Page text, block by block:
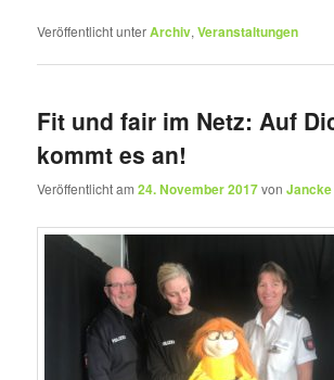
Veröffentlicht unterArchiv,Veranstaltungen
Fit und fair im Netz: Auf
kommt es an!
Veröffentlicht am24. November 2017vonJancke